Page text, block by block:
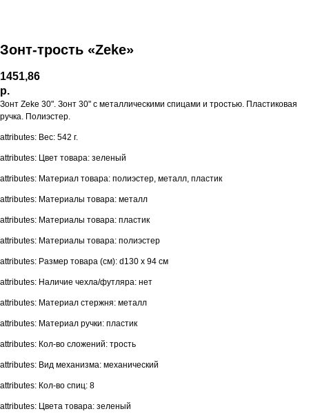
Зонт-трость «Zeke»
1451,86
р.
Зонт Zeke 30". Зонт 30" с металлическими спицами и тростью. Пластиковая
ручка. Полиэстер.
attributes: Вес: 542 г.
attributes: Цвет товара: зеленый
attributes: Материал товара: полиэстер, металл, пластик
attributes: Материалы товара: металл
attributes: Материалы товара: пластик
attributes: Материалы товара: полиэстер
attributes: Размер товара (см): d130 х 94 см
attributes: Наличие чехла/футляра: нет
attributes: Материал стержня: металл
attributes: Материал ручки: пластик
attributes: Кол-во сложений: трость
attributes: Вид механизма: механический
attributes: Кол-во спиц: 8
attributes: Цвета товара: зеленый